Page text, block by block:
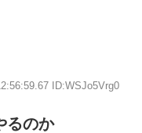
ID:WSJo5Vrg0
るのか